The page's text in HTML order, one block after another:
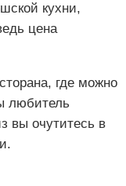
кухни,
цена
где можно
любитель
вы очутитесь в